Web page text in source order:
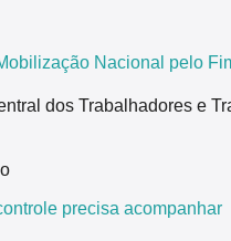
Nacional pelo
dos Trabalhadores e
precisa acompanhar